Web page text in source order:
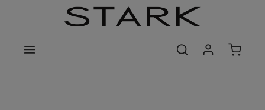
Zum Hauptinhalt springen